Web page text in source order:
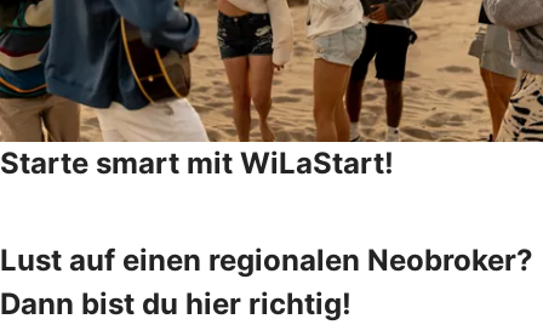
Starte smart mit WiLaStart!
Lust auf einen regionalen Neobroker?
Dann bist du hier richtig!